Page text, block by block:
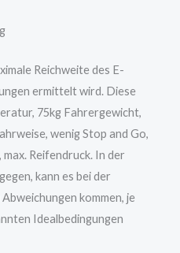
Reichweite des E-
ermittelt wird. Diese
75kg Fahrergewicht,
wenig Stop and Go,
Reifendruck. In der
kann es bei der
kommen, je
Idealbedingungen